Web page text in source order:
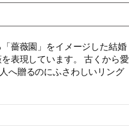
薔薇園」をイメージした結婚
表現しています。 古くから愛
へ贈るのにふさわしいリング